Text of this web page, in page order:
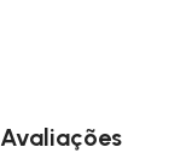
Avaliações